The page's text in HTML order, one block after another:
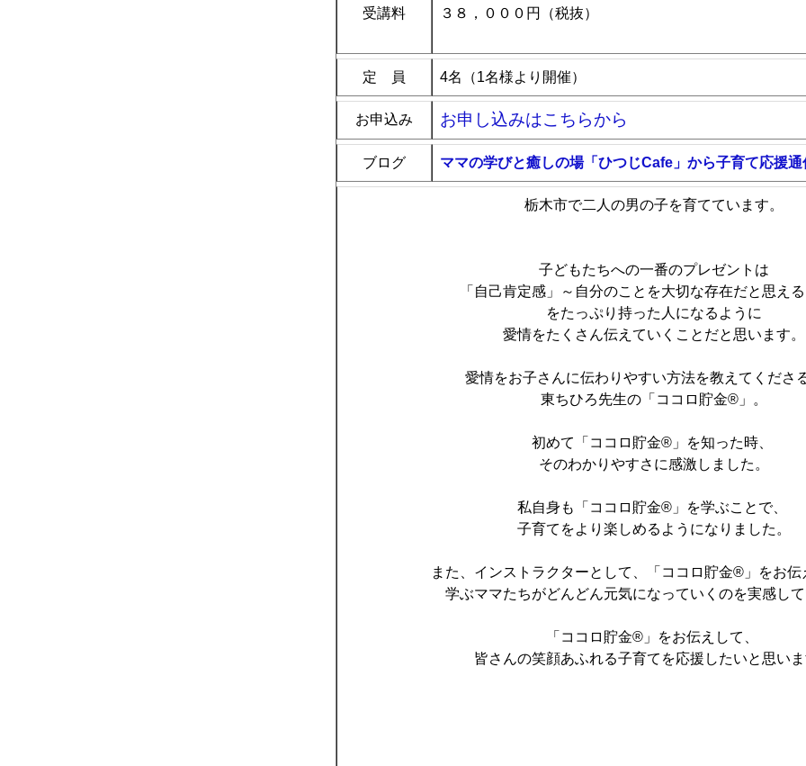
受講料 ３８，０００円（税抜）
定 員 4名（1名様より開催）
お申込み お申し込みはこちらから
ブログ ママの学びと癒しの場「ひつじCafe」から子育て応援通
栃木市で二人の男の子を育てています。
子どもたちへの一番のプレゼントは
「自己肯定感」～自分のことを大切な存在だと思え
をたっぷり持った人になるように
愛情をたくさん伝えていくことだと思います。
愛情をお子さんに伝わりやすい方法を教えてくださ
東ちひろ先生の「ココロ貯金®」。
初めて「ココロ貯金®」を知った時、
そのわかりやすさに感激しました。
私自身も「ココロ貯金®」を学ぶことで、
子育てをより楽しめるようになりました。
また、インストラクターとして、「ココロ貯金®」をお
学ぶママたちがどんどん元気になっていくのを実感して
「ココロ貯金®」をお伝えして、
皆さんの笑顔あふれる子育てを応援したいと思いま